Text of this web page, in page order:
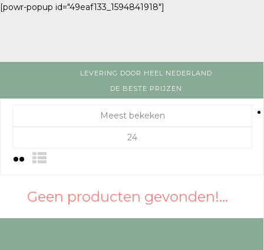
[powr-popup id="49eaf133_1594841918"]
LEVERING DOOR HEEL NEDERLAND
DE BESTE PRIJZEN
Meest bekeken
24
Geen producten gevonden!...